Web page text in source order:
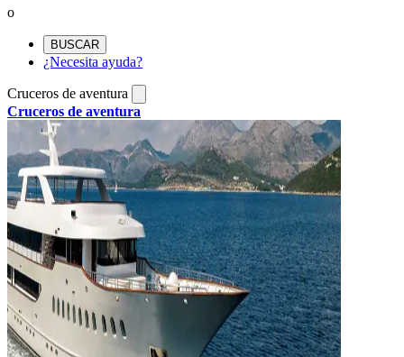
o
BUSCAR
¿Necesita ayuda?
Cruceros de aventura
Cruceros de aventura